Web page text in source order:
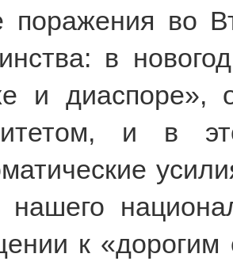
поражения во
в
и диаспоре»,
и в
нашего
к